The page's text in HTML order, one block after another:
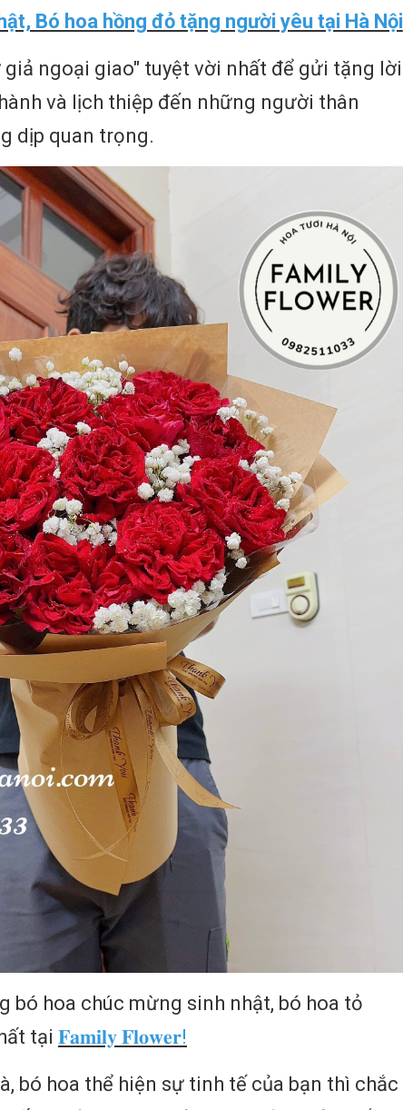
Bó hoa hồng đỏ tặng người yêu tại Hà Nội
ngoại giao" tuyệt vời nhất để gửi tặng lời
và lịch thiệp đến những người thân
dịp quan trọng.
bó hoa chúc mừng sinh nhật, bó hoa tỏ
tại 𝐅𝐚𝐦𝐢𝐥𝐲 𝐅𝐥𝐨𝐰𝐞𝐫!
bó hoa thể hiện sự tinh tế của bạn thì chắc